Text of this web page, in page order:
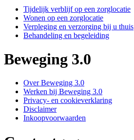
Tijdelijk verblijf op een zorglocatie
Wonen op een zorglocatie
Verpleging en verzorging bij u thuis
Behandeling en begeleiding
Beweging 3.0
Over Beweging 3.0
Werken bij Beweging 3.0
Privacy- en cookieverklaring
Disclaimer
Inkoopvoorwaarden